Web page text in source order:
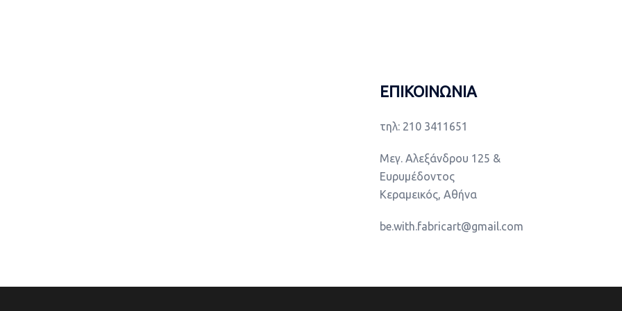
ΕΠΙΚΟΙΝΩΝΙΑ
τηλ: 210 3411651
Μεγ. Αλεξάνδρου 125 &
Ευρυμέδοντος
Κεραμεικός, Αθήνα
be.with.fabricart@gmail.com